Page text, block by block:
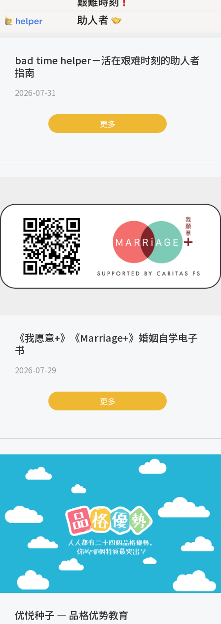
bad time helper－活在艰难时刻的助人者
指南
2026-07-31
更多
《我愿意+》《Marriage+》婚姻自学电子
书
2026-07-29
更多
优悦种子 — 品格优势教育